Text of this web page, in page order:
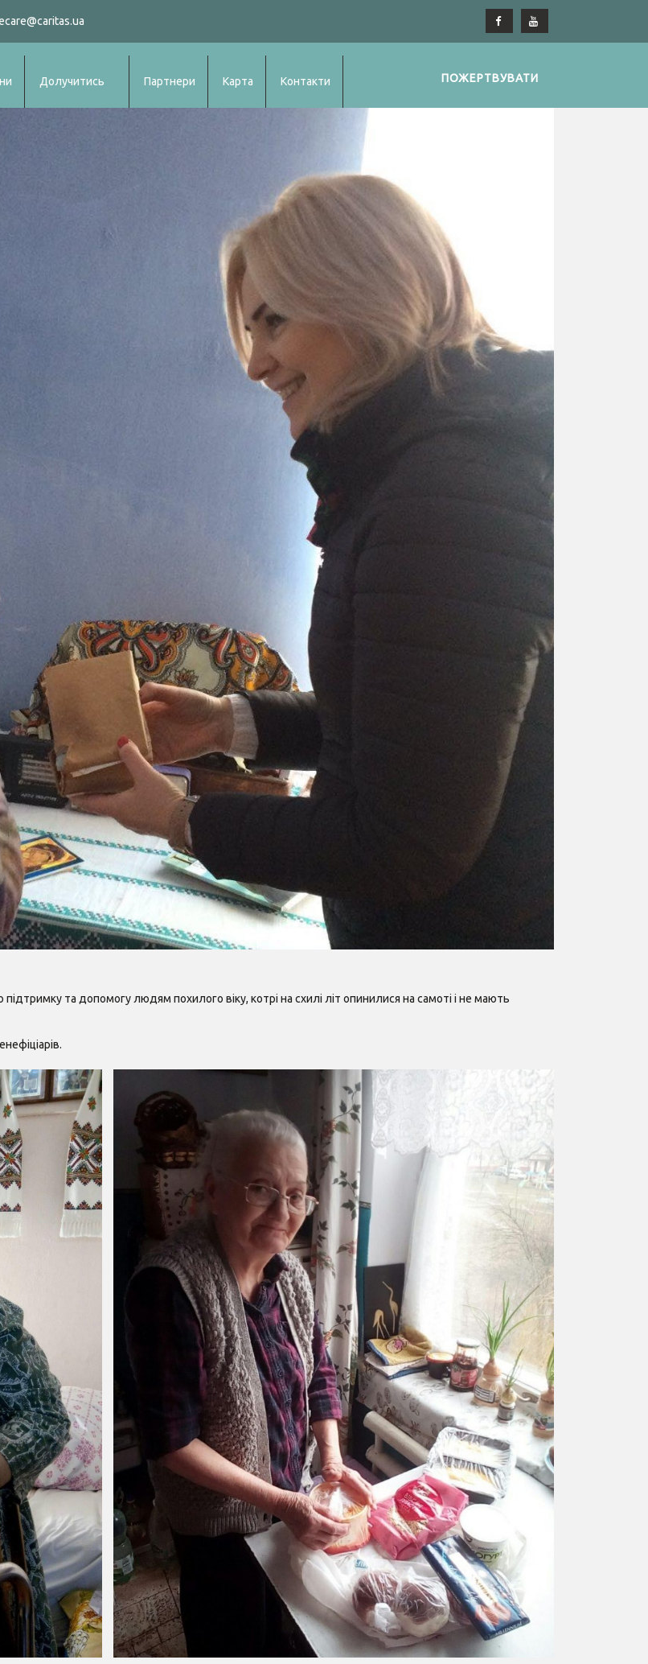
Долучитись Партнери Карта Контакти ПОЖЕРТВУВАТИ
та допомогу людям похилого віку, котрі на схилі літ опинилися на самоті і не мають